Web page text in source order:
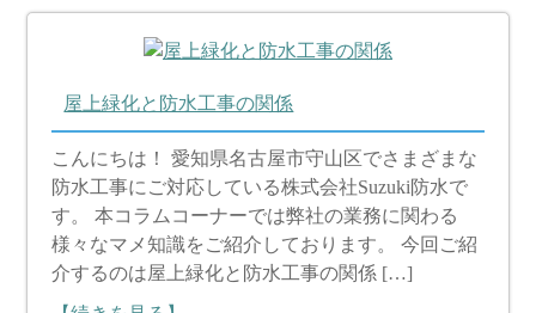
屋上緑化と防水工事の関係
こんにちは！ 愛知県名古屋市守山区でさまざまな
防水工事にご対応している株式会社Suzuki防水で
す。 本コラムコーナーでは弊社の業務に関わる
様々なマメ知識をご紹介しております。 今回ご紹
介するのは屋上緑化と防水工事の関係 […]